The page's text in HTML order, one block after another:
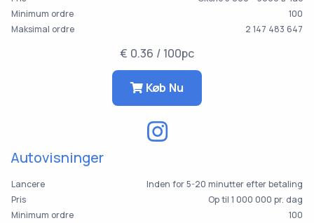
Minimum ordre
100
Maksimal ordre
2 147 483 647
€ 0.36 / 100pc
Køb Nu
Autovisninger
Lancere
Inden for 5-20 minutter efter betaling
Pris
Op til 1 000 000 pr. dag
Minimum ordre
100